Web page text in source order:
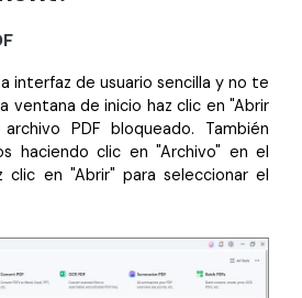
interfaz de usuario sencilla y no te
ventana de inicio haz clic en "Abrir
PDF bloqueado. También
haciendo clic en "Archivo" en el
clic en "Abrir" para seleccionar el